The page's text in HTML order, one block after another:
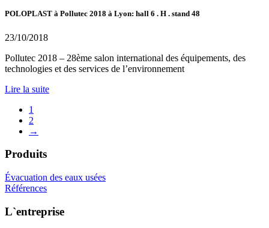
POLOPLAST à Pollutec 2018 à Lyon: hall 6 . H . stand 48
23/10/2018
Pollutec 2018 – 28ème salon international des équipements, des
technologies et des services de l’environnement
Lire la suite
1
2
→
Produits
Évacuation des eaux usées
Références
L`entreprise